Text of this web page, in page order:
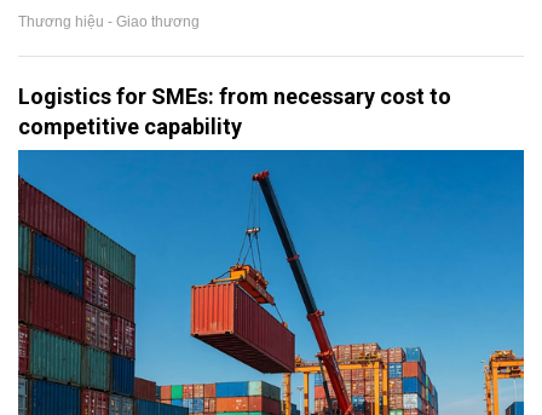
Thương hiệu - Giao thương
Logistics for SMEs: from necessary cost to
competitive capability